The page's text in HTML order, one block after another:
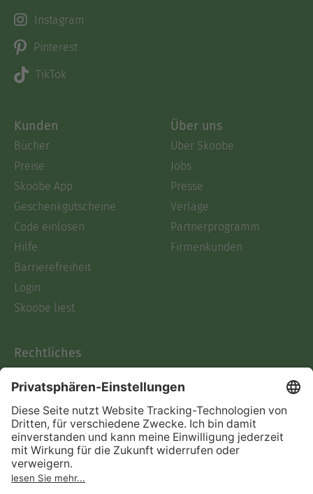
Instagram
Pinterest
TikTok
Kunden
Bücher
Preise
Skoobe App
Geschenkgutscheine
Code einlösen
Hilfe
Barrierefreiheit
Login
Skoobe liest
Über uns
Über Skoobe
Jobs
Presse
Verlage
Partnerprogramm
Firmenkunden
Rechtliches
AGB
Informationen nach Data
Act
Verträge hier kündigen
Impressum